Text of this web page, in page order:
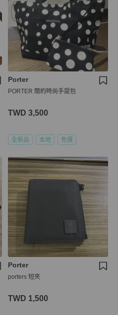
Porter
PORTER 簡約時尚手提包
TWD 3,500
全新品 本地 免運
Porter
porters 短夾
TWD 1,500